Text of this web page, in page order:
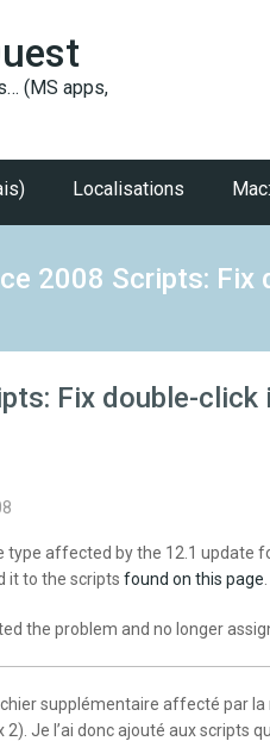
(MS apps,
Localisations
2008 Scripts: Fix
Fix double-
affected by the 12.1 update
it to the scripts found on this page
the problem and no longer
supplémentaire affecté par la
2). Je l’ai donc ajouté aux scripts